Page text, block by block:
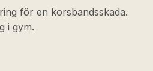
för en korsbandsskada.
i gym.